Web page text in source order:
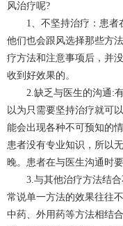
风治疗呢?
1、不坚持治疗：患者
他们也会跟风选择那些方
疗方法和注意事项后，并
收到好效果的。
2.缺乏与医生的沟通:有
以为只需要坚持治疗就可
能会出现各种不可预知的
患者没有专业知识，所以
晚。患者在与医生沟通时
3.与其他治疗方法结合
常说单一方法的效果往往
中药、外用药等方法相结